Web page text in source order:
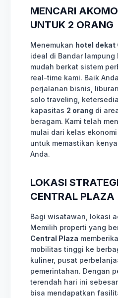
MENCARI
UNTUK 2 ORANG
Menemukan hotel dekat
ideal di Bandar
mudah berkat sistem
real-time kami. Baik
perjalanan bisnis,
solo traveling,
kapasitas 2 orang di
beragam. Kami telah
mulai dari kelas
untuk memastikan
Anda.
LOKASI
CENTRAL PLAZA
Bagi wisatawan, lokasi
Memilih properti yang
Central Plaza
mobilitas tinggi ke
kuliner, pusat
pemerintahan. Dengan
terendah hari ini sebesar
bisa mendapatkan